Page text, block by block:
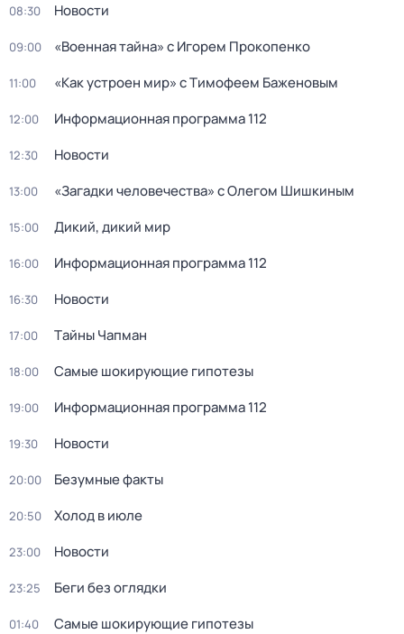
08:30 Новости
09:00 «Военная тайна» с Игорем Прокопенко
11:00 «Как устроен мир» с Тимофеем Баженовым
12:00 Информационная программа 112
12:30 Новости
13:00 «Загадки человечества» с Олегом Шишкиным
15:00 Дикий, дикий мир
16:00 Информационная программа 112
16:30 Новости
17:00 Тaйны Чапман
18:00 Самые шoкиpующие гипотезы
19:00 Информационная программа 112
19:30 Новости
20:00 Бeзумные фaкты
20:50 Холод в июле
23:00 Новости
23:25 Беги без оглядки
01:40 Самые шoкиpующие гипотезы